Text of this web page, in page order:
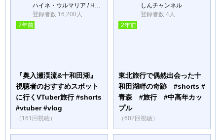
ハイネ・ウルマリア / Heine Ulmaria
登録者数 16,200人
2年前
『奥入瀬渓流&十和田湖』
視聴者のおすすめスポット
に行くVTuber旅行 #shorts
#vtuber #vlog
（161回視聴）
しんチャンネル
登録者数 4人
2年前
東北旅行で偶然出会った十
和田湖畔の奇跡 #shorts #
青森 #旅行 #中高年カッ
プル
（602回視聴）